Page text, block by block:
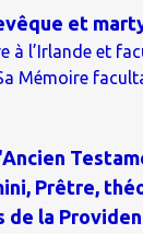
et
l’Irlande et
Mémoire
Prêtre,
la